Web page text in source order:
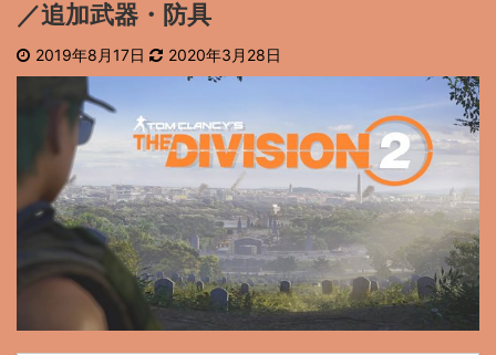
／追加武器・防具
2019年8月17日 2020年3月28日